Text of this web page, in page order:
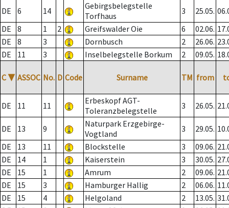
DE
6 14
Gebirgsbelegstelle
Torfhaus
3 25.05.
DE
8 1 2 Greifswalder Oie 6 02.06.
DE
8 3 Dornbusch 2 26.06.
DE
11 3 Inselbelegstelle Borkum 2 09.05.
C ▼ ASSOC No. D Code Surname TM from
DE 11 11
Erbeskopf AGT-
Toleranzbelegstelle
3 26.05.
DE 13 9
Naturpark Erzgebirge-
Vogtland
3 29.05.
DE
13 11 Blockstelle 3 09.06.
DE
14 1 Kaiserstein 3 30.05.
DE
15 1 Amrum 2 09.06.
DE
15 3 Hamburger Hallig 2 06.06.
DE
15 4 Helgoland 2 13.05.